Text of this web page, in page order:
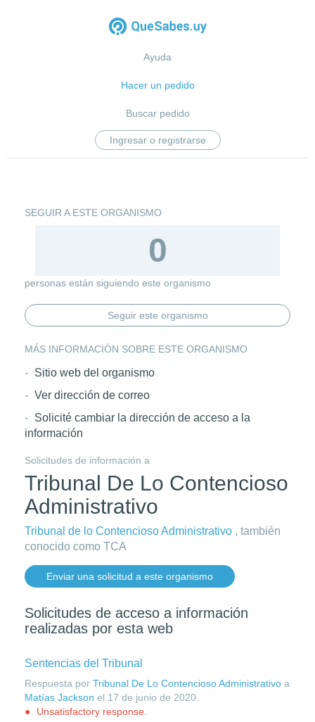
Ayuda
Hacer un pedido
Buscar pedido
Ingresar o registrarse
SEGUIR A ESTE ORGANISMO
0
personas están siguiendo este organismo
Seguir este organismo
MÁS INFORMACIÓN SOBRE ESTE ORGANISMO
Sitio web del organismo
Ver dirección de correo
Solicité cambiar la dirección de acceso a la
información
Solicitudes de información a
Tribunal De Lo Contencioso
Administrativo
Tribunal de lo Contencioso Administrativo , también
conocido como TCA
Enviar una solicitud a este organismo
Solicitudes de acceso a información
realizadas por esta web
Sentencias del Tribunal
Respuesta por Tribunal De Lo Contencioso Administrativo a
Matías Jackson el 17 de junio de 2020
Unsatisfactory response.